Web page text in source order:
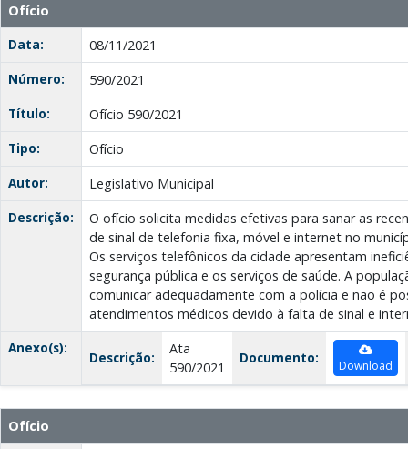
Ofício
Data:
08/11/2021
Número:
590/2021
Título:
Ofício 590/2021
Tipo:
Ofício
Autor:
Legislativo Municipal
Descrição:
O ofício solicita medidas efetivas para sanar as
de sinal de telefonia fixa, móvel e internet no
Os serviços telefônicos da cidade apresentam
segurança pública e os serviços de saúde. A
comunicar adequadamente com a polícia e não é
atendimentos médicos devido à falta de sinal e
Anexo(s):
Descrição:
Ata
590/2021
Documento: Download
Ofício